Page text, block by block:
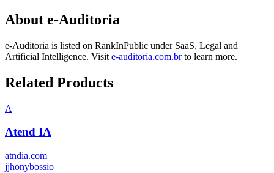
About e-Auditoria
e-Auditoria is listed on RankInPublic under SaaS, Legal and
Artificial Intelligence. Visit e-auditoria.com.brto learn more.
Related Products
A
Atend IA
atndia.com
jjhonybossio